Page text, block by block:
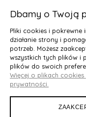
Deluxury.pl
Dbamy o Twoją
Pliki cookies i pokrewne
działanie strony i
potrzeb. Możesz
wszystkich tych plików i
plików do swoich
Więcej o plikach
prywatności.